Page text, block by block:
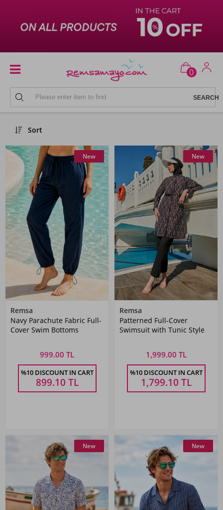
0
Remsa Mayo
Sort
New
Remsa
Navy Parachute Fabric Full-
Cover Swim Bottoms
999.00 TL
%10 DISCOUNT IN CART
899.10 TL
New
Remsa
Patterned Full-Cover
Swimsuit with Tunic Style
1,999.00 TL
%10 DISCOUNT IN CART
1,799.10 TL
New New